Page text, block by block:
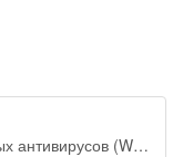
Бесплатные лицензии для комплексных антивирусов (Windows, Android и macOS)